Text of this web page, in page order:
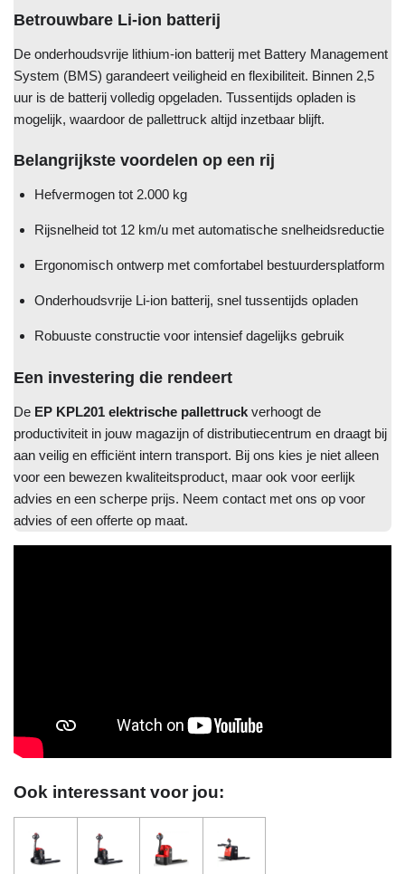
Betrouwbare Li-ion batterij
De onderhoudsvrije lithium-ion batterij met Battery Management
System (BMS) garandeert veiligheid en flexibiliteit. Binnen 2,5
uur is de batterij volledig opgeladen. Tussentijds opladen is
mogelijk, waardoor de pallettruck altijd inzetbaar blijft.
Belangrijkste voordelen op een rij
Hefvermogen tot 2.000 kg
Rijsnelheid tot 12 km/u met automatische snelheidsreductie
Ergonomisch ontwerp met comfortabel bestuurdersplatform
Onderhoudsvrije Li-ion batterij, snel tussentijds opladen
Robuuste constructie voor intensief dagelijks gebruik
Een investering die rendeert
De EP KPL201 elektrische pallettruck verhoogt de
productiviteit in jouw magazijn of distributiecentrum en draagt bij
aan veilig en efficiënt intern transport. Bij ons kies je niet alleen
voor een bewezen kwaliteitsproduct, maar ook voor eerlijk
advies en een scherpe prijs. Neem contact met ons op voor
advies of een offerte op maat.
Ook interessant voor jou: